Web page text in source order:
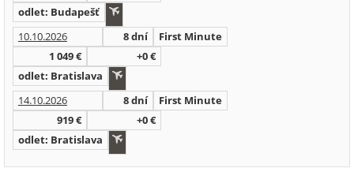
odlet: Budapešť
10.10.2026
8 dní
First Minute
1 049 €
+0 €
odlet: Bratislava
14.10.2026
8 dní
First Minute
919 €
+0 €
odlet: Bratislava